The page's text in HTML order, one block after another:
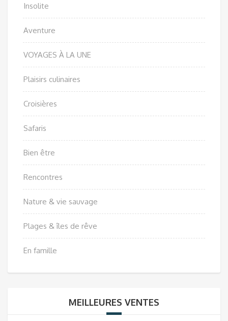
Insolite
Aventure
VOYAGES À LA UNE
Plaisirs culinaires
Croisières
Safaris
Bien être
Rencontres
Nature & vie sauvage
Plages & îles de rêve
En famille
MEILLEURES VENTES